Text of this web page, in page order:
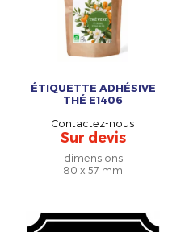
ÉTIQUETTE ADHÉSIVE
THÉ E1406
Contactez-nous
Sur devis
dimensions
80 x 57 mm